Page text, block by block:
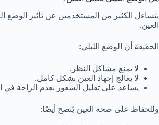
يتساءل الكثير من المستخدمين عن تأثير الوضع
العين.
الحقيقة أن الوضع الليلي:
لا يمنع مشاكل النظر.
لا يعالج إجهاد العين بشكل كامل.
يساعد على تقليل الشعور بعدم الراحة في
وللحفاظ على صحة العين يُنصح أيضًا: